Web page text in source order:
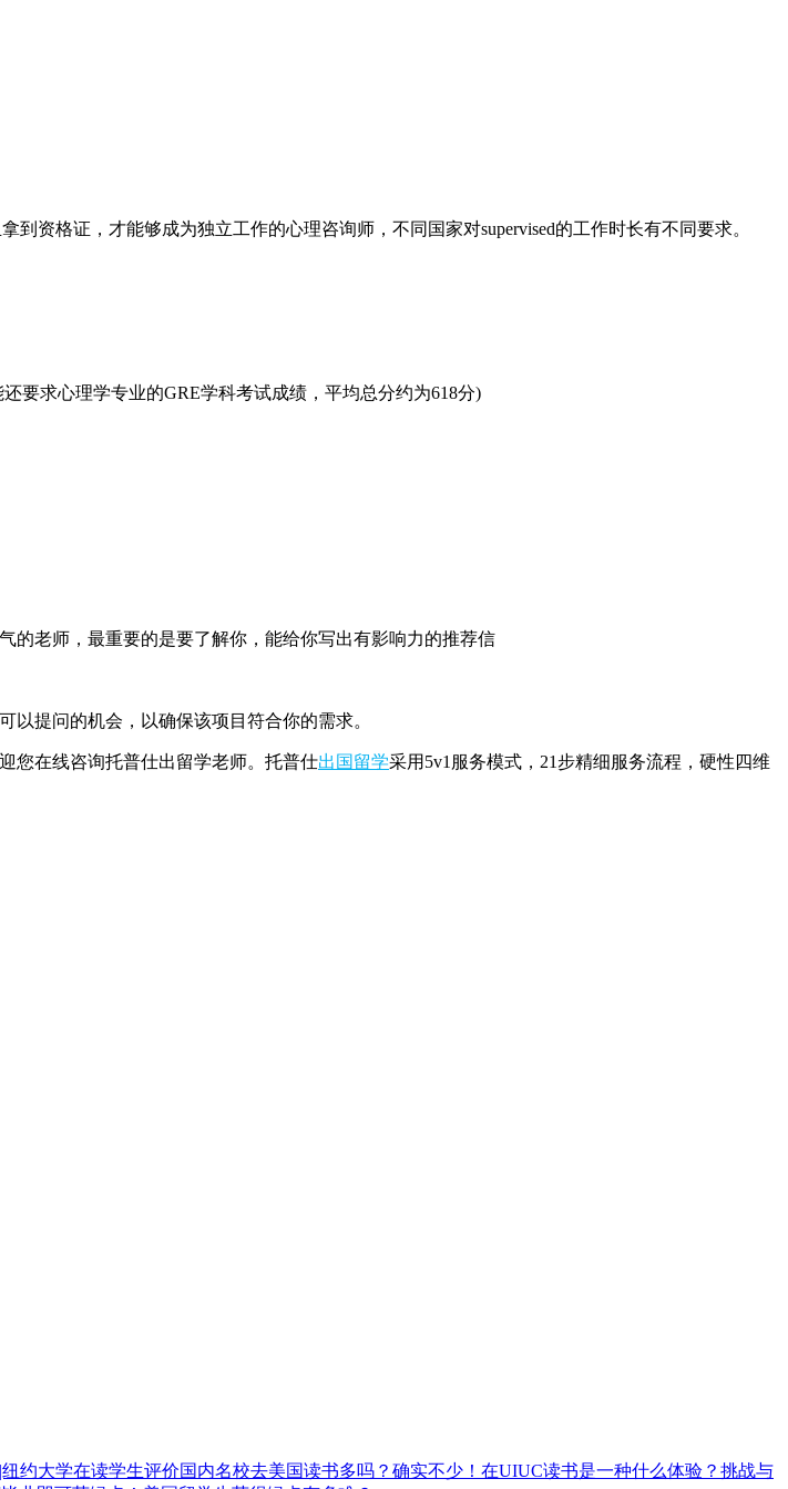
格证，才能够成为独立工作的心理咨询师，不同国家对supervised的工作时长有不同要求。
要求心理学专业的GRE学科考试成绩，平均总分约为618分)
老师，最重要的是要了解你，能给你写出有影响力的推荐信
提问的机会，以确保该项目符合你的需求。
您在线咨询托普仕出留学老师。托普仕出国留学采用5v1服务模式，21步精细服务流程，硬性四维
约大学在读学生评价国内名校去美国读书多吗？确实不少！ 在UIUC读书是一种什么体验？挑战与